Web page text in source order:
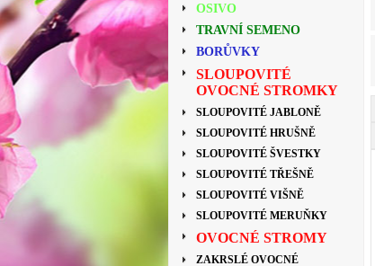
OSIVO
TRAVNÍ SEMENO
BORŮVKY
SLOUPOVITÉ
OVOCNÉ STROMKY
SLOUPOVITÉ JABLONĚ
SLOUPOVITÉ HRUŠNĚ
SLOUPOVITÉ ŠVESTKY
SLOUPOVITÉ TŘEŠNĚ
SLOUPOVITÉ VIŠNĚ
SLOUPOVITÉ MERUŇKY
OVOCNÉ STROMY
ZAKRSLÉ OVOCNÉ